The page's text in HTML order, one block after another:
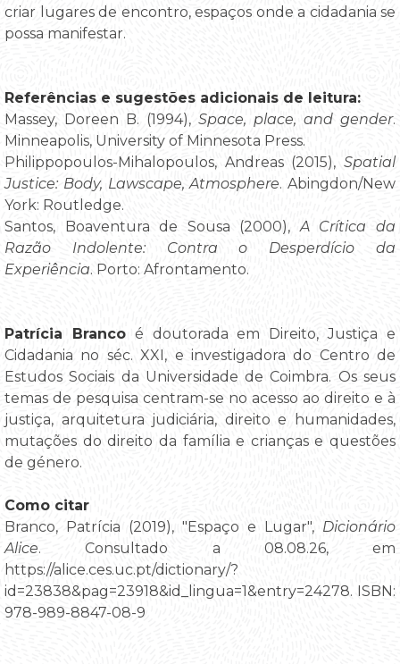
criar lugares de encontro, espaços onde a cidadania se
possa manifestar.
Referências e sugestões adicionais de leitura:
Massey, Doreen B. (1994), Space, place, and gender.
Minneapolis, University of Minnesota Press.
Philippopoulos-Mihalopoulos, Andreas (2015), Spatial
Justice: Body, Lawscape, Atmosphere. Abingdon/New
York: Routledge.
Santos, Boaventura de Sousa (2000), A Crítica da
Razão Indolente: Contra o Desperdício da
Experiência. Porto: Afrontamento.
Patrícia Brancoé doutorada em Direito, Justiça e
Cidadania no séc. XXI, e investigadora do Centro de
Estudos Sociais da Universidade de Coimbra. Os seus
temas de pesquisa centram-se no acesso ao direito e à
justiça, arquitetura judiciária, direito e humanidades,
mutações do direito da família e crianças e questões
de género.
Como citar
Branco, Patrícia (2019), "Espaço e Lugar", Dicionário
Alice. Consultado a 08.08.26, em
https://alice.ces.uc.pt/dictionary/?
id=23838&pag=23918&id_lingua=1&entry=24278. ISBN:
978-989-8847-08-9